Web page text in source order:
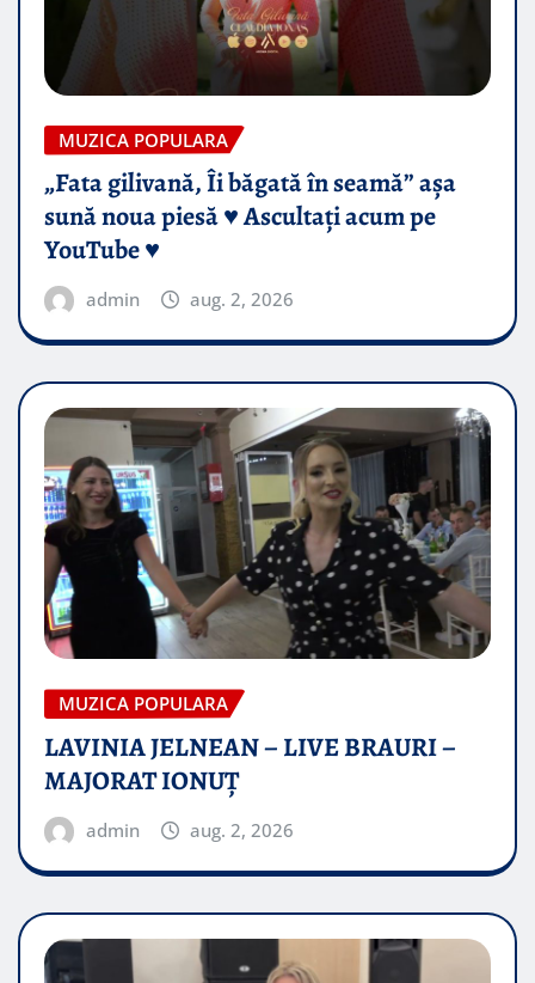
MUZICA POPULARA
„Fata gilivană, Îi băgată în seamă” așa
sună noua piesă ♥️ Ascultați acum pe
YouTube ♥️
admin aug. 2, 2026
MUZICA POPULARA
LAVINIA JELNEAN – LIVE BRAURI –
MAJORAT IONUŢ
admin aug. 2, 2026